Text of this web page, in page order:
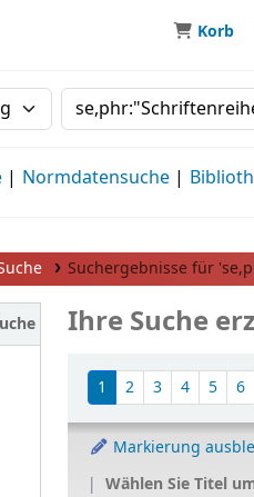
Korb
nach:Suche im Katalog
Normdatensuche
Suchergebnisse für
Ihre Suche
Sortieren
1 2 3 4 5 6
Markierung
Wählen Sie Titel